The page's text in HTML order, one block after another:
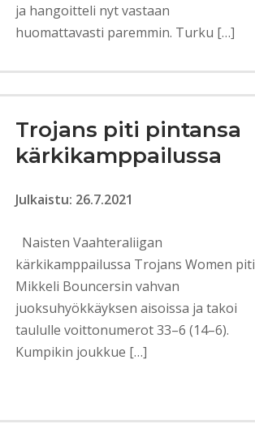
ja hangoitteli nyt vastaan
huomattavasti paremmin. Turku […]
Trojans piti pintansa
kärkikamppailussa
Julkaistu: 26.7.2021
Naisten Vaahteraliigan
kärkikamppailussa Trojans Women piti
Mikkeli Bouncersin vahvan
juoksuhyökkäyksen aisoissa ja takoi
taululle voittonumerot 33–6 (14–6).
Kumpikin joukkue […]